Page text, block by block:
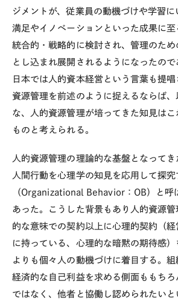
ジメントが、従業員の動機づけや学習
満足やイノベーションといった成果に
統合的・戦略的に検討され、管理のた
とし込まれ展開されるようになったの
日本では人的資本経営という言葉も提
資源管理を前述のように捉えるならば、
な、人的資源管理が培ってきた知見は
ものと考えられる。
人的資源管理の理論的な基盤となって
人間行動を心理学の知見を応用して探
（Organizational Behavior：OB）と呼
あった。こうした背景もあり人的資源
的な意味での契約以上に心理的契約（
に持っている、心理的な暗黙の期待感
よりも個々人の動機づけに着目する。組
経済的な自己利益を求める側面ももち
ではなく、他者と協働し認められたい